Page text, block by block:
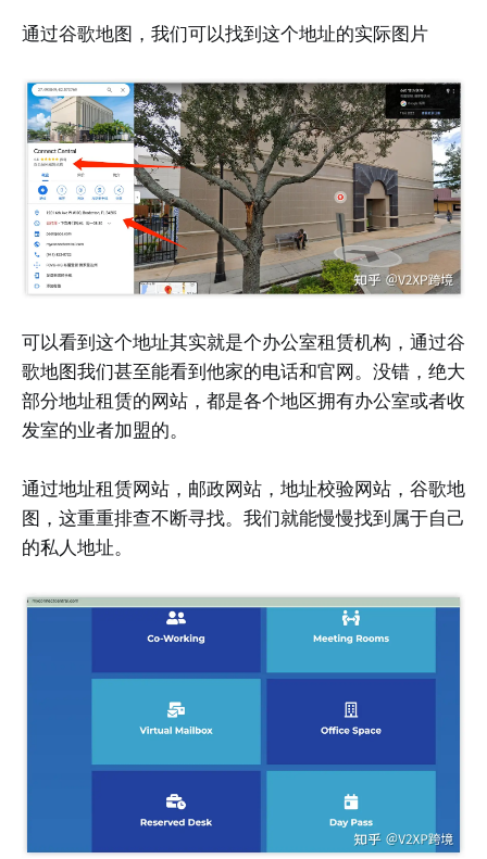
通过谷歌地图，我们可以找到这个地址的实际图片
可以看到这个地址其实就是个办公室租赁机构，通过谷
歌地图我们甚至能看到他家的电话和官网。没错，绝大
部分地址租赁的网站，都是各个地区拥有办公室或者收
发室的业者加盟的。
通过地址租赁网站，邮政网站，地址校验网站，谷歌地
图，这重重排查不断寻找。我们就能慢慢找到属于自己
的私人地址。